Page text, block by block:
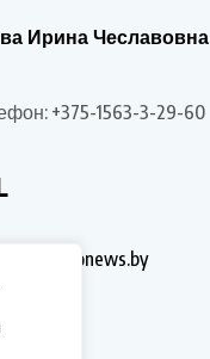
Ирина Чеславовна
+375-1563-3-29-60